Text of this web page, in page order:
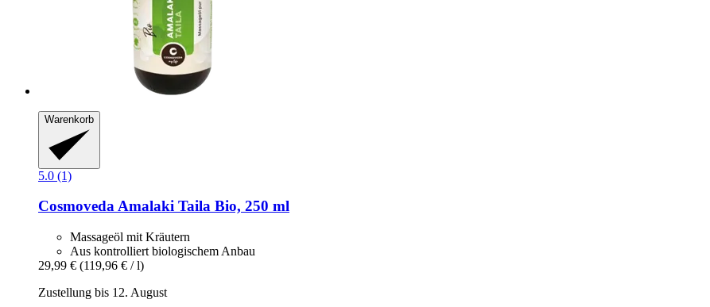
Warenkorb
5.0 (1)
CosmovedaAmalaki Taila Bio, 250 ml
Massageöl mit Kräutern
Aus kontrolliert biologischem Anbau
29,99 € (119,96 € / l)
Zustellung bis 12. August